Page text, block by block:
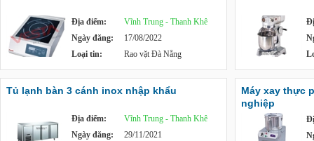
Địa điểm:
Vĩnh Trung - Thanh Khê
Ngày đăng:
17/08/2022
Loại tin:
Rao vặt Đà Nẵng
Tủ lạnh bàn 3 cánh inox nhập khẩu
Địa điểm:
Vĩnh Trung - Thanh Khê
Ngày đăng:
29/11/2021
Máy xay thực
nghiệp